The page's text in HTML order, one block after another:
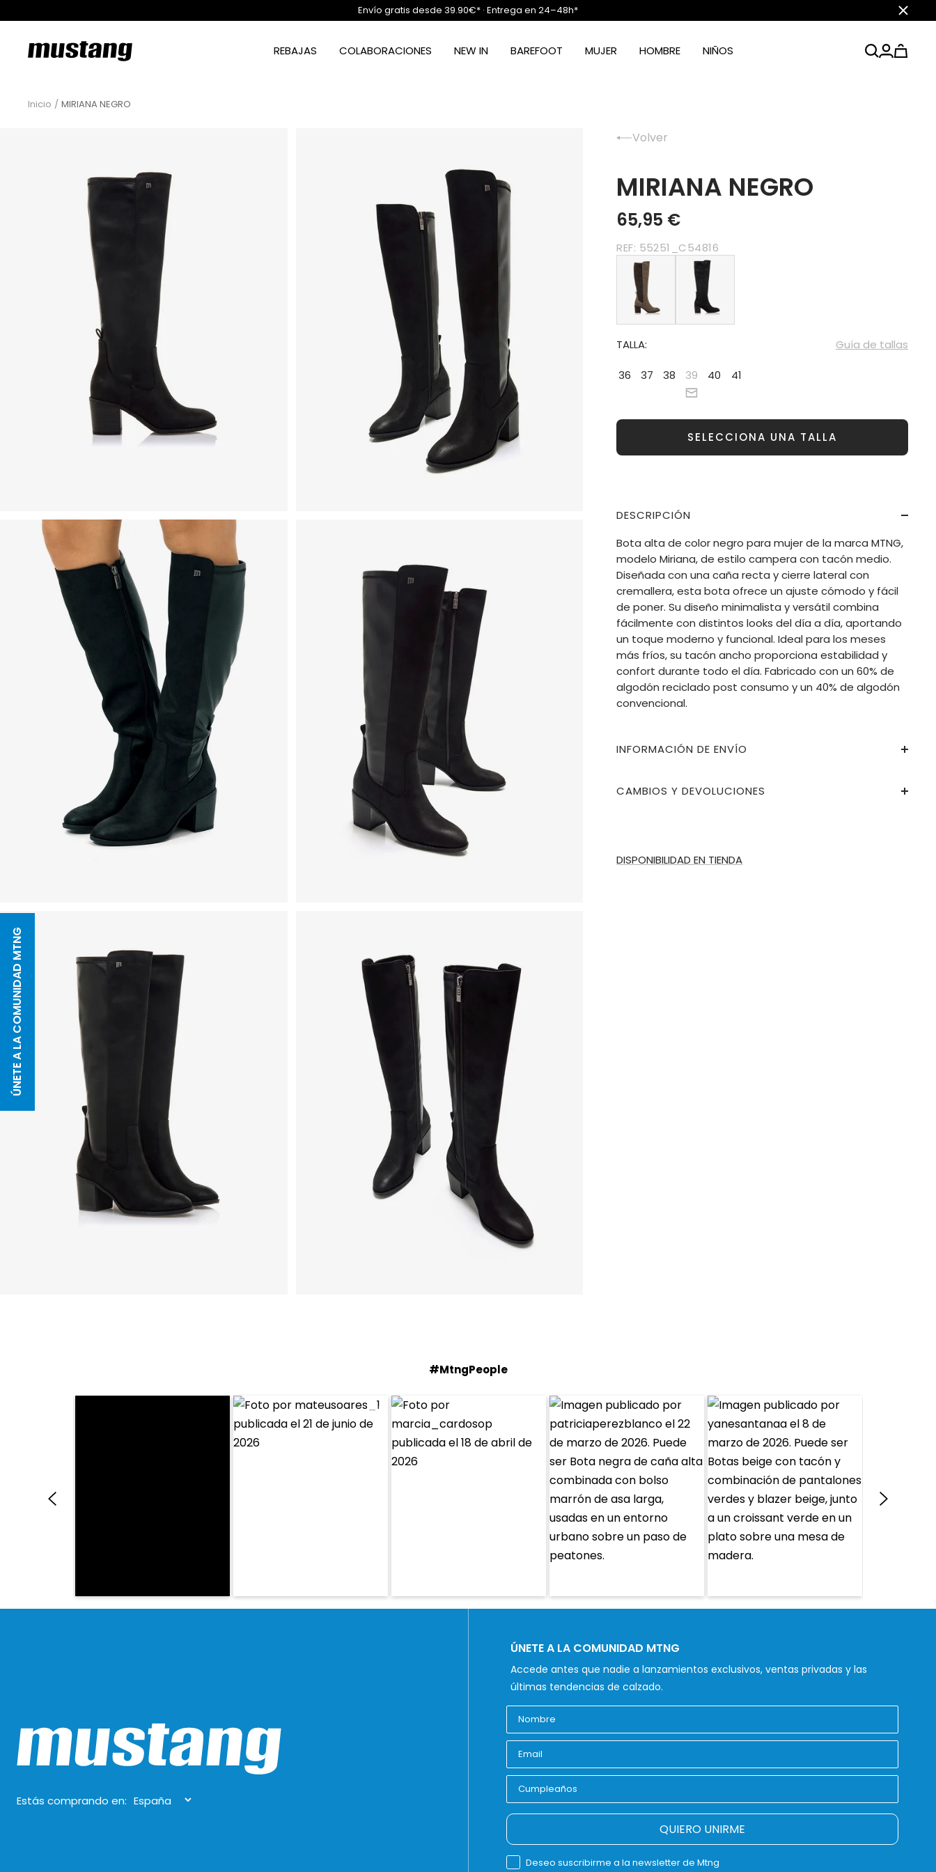
contenido
Envío gratis desde 39.90€* · Entrega en 24–48h* Cerrar
mtngshoes REBAJAS COLABORACIONES NEW IN BAREFOOT MUJER HOMBRE NIÑOS
Inicio MIRIANA NEGRO
Volver
MIRIANA NEGRO
65,95 €
REF: 55251_C54816
TALLA: Guía de tallas
36 37 38 39 40 41
SELECCIONA UNA TALLA
DESCRIPCIÓN
Bota alta de color negro para mujer de la marca MTNG,
modelo Miriana, de estilo campera con tacón medio.
Diseñada con una caña recta y cierre lateral con
cremallera, esta bota ofrece un ajuste cómodo y fácil
de poner. Su diseño minimalista y versátil combina
fácilmente con distintos looks del día a día, aportando
un toque moderno y funcional. Ideal para los meses
más fríos, su tacón ancho proporciona estabilidad y
confort durante todo el día. Fabricado con un 60% de
algodón reciclado post consumo y un 40% de algodón
convencional.
INFORMACIÓN DE ENVÍO
CAMBIOS Y DEVOLUCIONES
DISPONIBILIDAD EN TIENDA
#MtngPeople
Estás comprando en:
ÚNETE A LA COMUNIDAD MTNG
Accede antes que nadie a lanzamientos exclusivos, ventas privadas y las
últimas tendencias de calzado.
QUIERO UNIRME
Deseo suscribirme a la newsletter de Mtng
ÚNETE A LA COMUNIDAD MTNG